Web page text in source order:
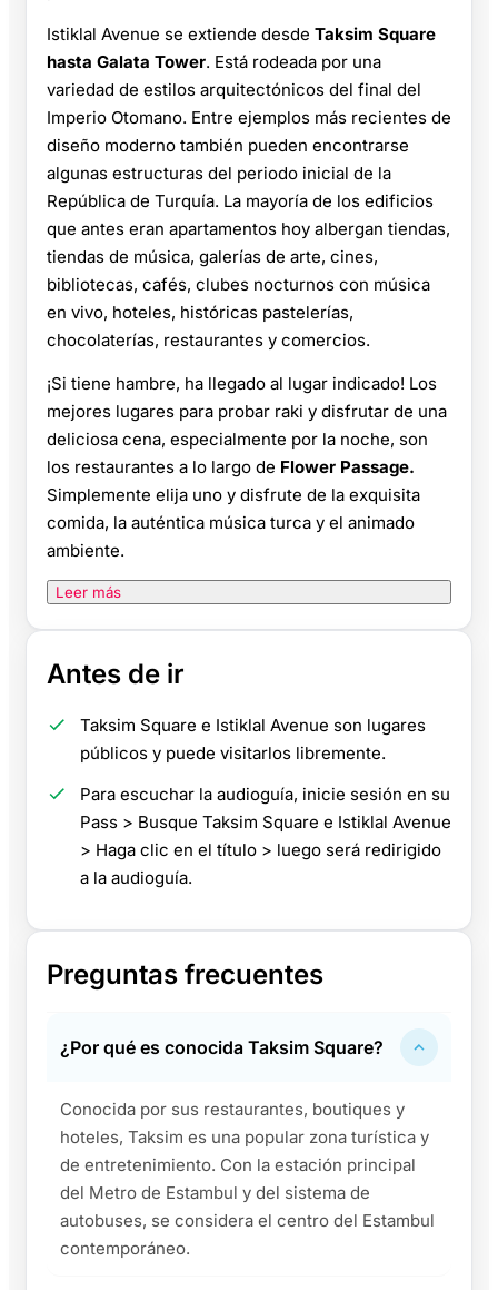
Istiklal Avenue se extiende desde Taksim Square
hasta Galata Tower. Está rodeada por una
variedad de estilos arquitectónicos del final del
Imperio Otomano. Entre ejemplos más recientes de
diseño moderno también pueden encontrarse
algunas estructuras del periodo inicial de la
República de Turquía. La mayoría de los edificios
que antes eran apartamentos hoy albergan tiendas,
tiendas de música, galerías de arte, cines,
bibliotecas, cafés, clubes nocturnos con música
en vivo, hoteles, históricas pastelerías,
chocolaterías, restaurantes y comercios.
¡Si tiene hambre, ha llegado al lugar indicado! Los
mejores lugares para probar raki y disfrutar de una
deliciosa cena, especialmente por la noche, son
los restaurantes a lo largo de Flower Passage.
Simplemente elija uno y disfrute de la exquisita
comida, la auténtica música turca y el animado
ambiente.
Leer más
Antes de ir
Taksim Square e Istiklal Avenue son lugares
públicos y puede visitarlos libremente.
Para escuchar la audioguía, inicie sesión en su
Pass > Busque Taksim Square e Istiklal Avenue
> Haga clic en el título > luego será redirigido
a la audioguía.
Preguntas frecuentes
¿Por qué es conocida Taksim Square?
Conocida por sus restaurantes, boutiques y
hoteles, Taksim es una popular zona turística y
de entretenimiento. Con la estación principal
del Metro de Estambul y del sistema de
autobuses, se considera el centro del Estambul
contemporáneo.